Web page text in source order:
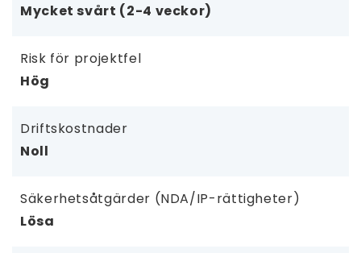
Mycket svårt (2-4 veckor)
Risk för projektfel
Hög
Driftskostnader
Noll
Säkerhetsåtgärder (NDA/IP-rättigheter)
Lösa